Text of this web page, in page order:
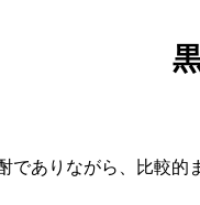
でありながら、比較的